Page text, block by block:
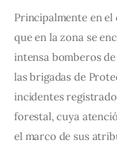
Principalmente en el
que en la zona se
intensa bomberos
las brigadas de
incidentes
forestal, cuya
el marco de sus